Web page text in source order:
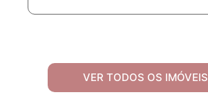
VER TODOS OS IMÓVEIS